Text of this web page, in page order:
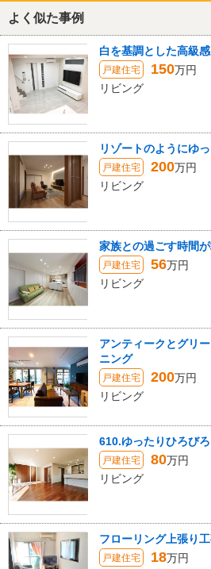
よく似た事例
白を基調とした高級
戸建住宅 150万円
リビング
リゾートのようにゆ
戸建住宅 200万円
リビング
家族との過ごす時間
戸建住宅 56万円
リビング
アンティークとグリ
ニング
戸建住宅 200万円
リビング
610.ゆったりひろび
戸建住宅 80万円
リビング
フローリング上張り
戸建住宅 18万円